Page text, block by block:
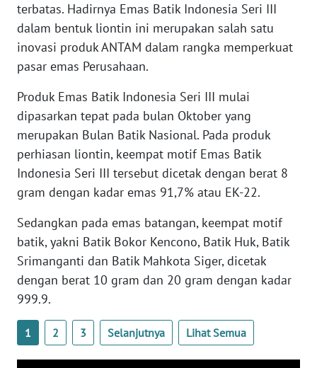
terbatas. Hadirnya Emas Batik Indonesia Seri III
dalam bentuk liontin ini merupakan salah satu
inovasi produk ANTAM dalam rangka memperkuat
pasar emas Perusahaan.
Produk Emas Batik Indonesia Seri III mulai
dipasarkan tepat pada bulan Oktober yang
merupakan Bulan Batik Nasional. Pada produk
perhiasan liontin, keempat motif Emas Batik
Indonesia Seri III tersebut dicetak dengan berat 8
gram dengan kadar emas 91,7% atau EK-22.
Sedangkan pada emas batangan, keempat motif
batik, yakni Batik Bokor Kencono, Batik Huk, Batik
Srimanganti dan Batik Mahkota Siger, dicetak
dengan berat 10 gram dan 20 gram dengan kadar
999.9.
1 2 3 Selanjutnya Lihat Semua
WN
BANTEN
WN
WN
KEPRI
WN
PAPUA
WN
PAPUA
BARAT
WN
WN
SERAMBI